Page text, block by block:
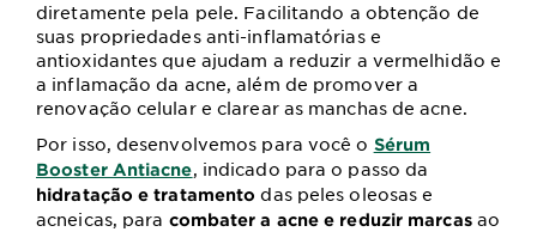
diretamente pela pele. Facilitando a obtenção de
suas propriedades anti-inflamatórias e
antioxidantes que ajudam a reduzir a vermelhidão e
a inflamação da acne, além de promover a
renovação celular e clarear as manchas de acne.
Por isso, desenvolvemos para você o Sérum
Booster Antiacne, indicado para o passo da
hidratação e tratamento das peles oleosas e
acneicas, para combater a acne e reduzir marcasao